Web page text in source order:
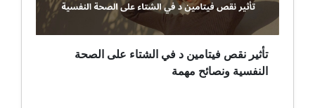
حساسية
ثعلبة
ألزهايمر (مرض)
تأثير نقص فيتامين د في الشتاء على الصحة
النفسية ونصائح مهمة